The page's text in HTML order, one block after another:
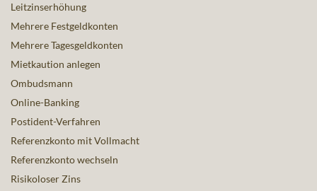
Leitzinserhöhung
Mehrere Festgeldkonten
Mehrere Tagesgeldkonten
Mietkaution anlegen
Ombudsmann
Online-Banking
Postident-Verfahren
Referenzkonto mit Vollmacht
Referenzkonto wechseln
Risikoloser Zins